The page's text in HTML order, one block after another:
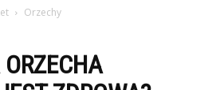
Orzechy